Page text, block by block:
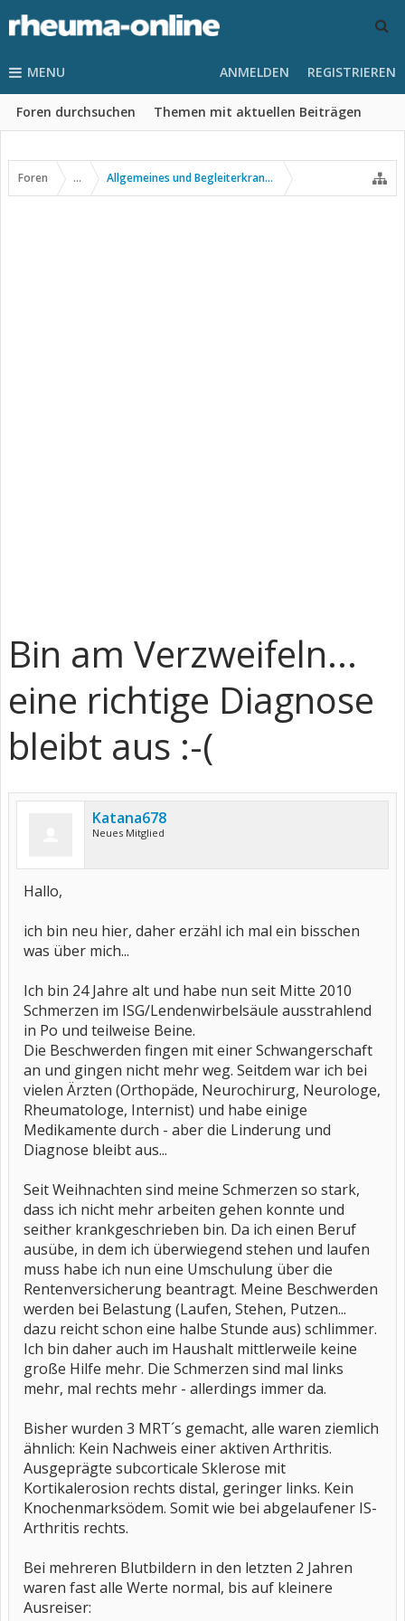
MENU
Foren durchsuchen Themen mit aktuellen Beiträgen
ANMELDEN REGISTRIEREN
Foren ... Allgemeines und Begleiterkrankungen
Bin am Verzweifeln...
eine richtige Diagnose
bleibt aus :-(
Katana678
Neues Mitglied
Hallo,
ich bin neu hier, daher erzähl ich mal ein bisschen
was über mich...
Ich bin 24 Jahre alt und habe nun seit Mitte 2010
Schmerzen im ISG/Lendenwirbelsäule ausstrahlend
in Po und teilweise Beine.
Die Beschwerden fingen mit einer Schwangerschaft
an und gingen nicht mehr weg. Seitdem war ich bei
vielen Ärzten (Orthopäde, Neurochirurg, Neurologe,
Rheumatologe, Internist) und habe einige
Medikamente durch - aber die Linderung und
Diagnose bleibt aus...
Seit Weihnachten sind meine Schmerzen so stark,
dass ich nicht mehr arbeiten gehen konnte und
seither krankgeschrieben bin. Da ich einen Beruf
ausübe, in dem ich überwiegend stehen und laufen
muss habe ich nun eine Umschulung über die
Rentenversicherung beantragt. Meine Beschwerden
werden bei Belastung (Laufen, Stehen, Putzen...
dazu reicht schon eine halbe Stunde aus) schlimmer.
Ich bin daher auch im Haushalt mittlerweile keine
große Hilfe mehr. Die Schmerzen sind mal links
mehr, mal rechts mehr - allerdings immer da.
Bisher wurden 3 MRT´s gemacht, alle waren ziemlich
ähnlich: Kein Nachweis einer aktiven Arthritis.
Ausgeprägte subcorticale Sklerose mit
Kortikalerosion rechts distal, geringer links. Kein
Knochenmarksödem. Somit wie bei abgelaufener IS-
Arthritis rechts.
Bei mehreren Blutbildern in den letzten 2 Jahren
waren fast alle Werte normal, bis auf kleinere
Ausreiser: